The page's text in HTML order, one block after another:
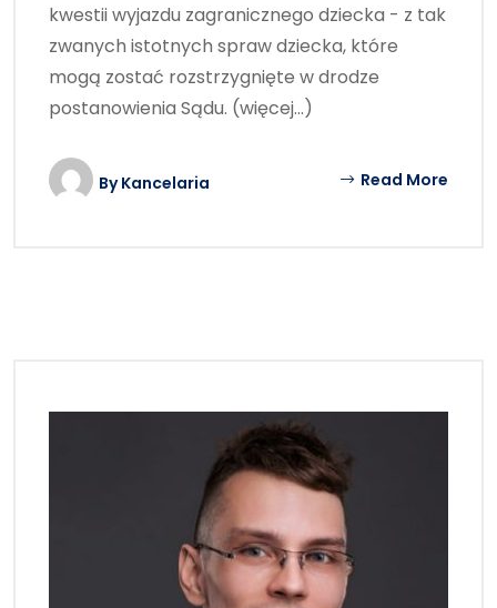
kwestii wyjazdu zagranicznego dziecka - z tak
zwanych istotnych spraw dziecka, które
mogą zostać rozstrzygnięte w drodze
postanowienia Sądu. (więcej…)
ByKancelaria Read More